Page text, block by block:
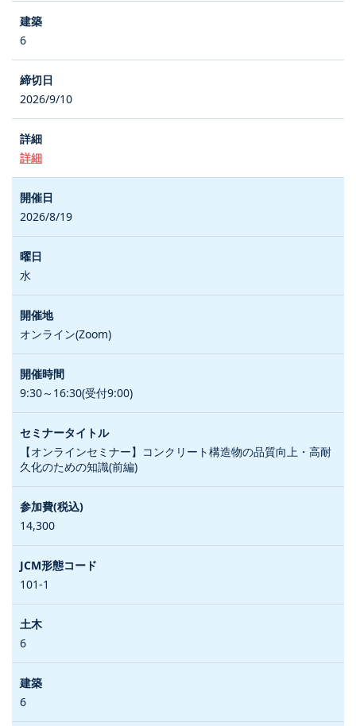
6
2026/9/10
詳細
2026/8/19
水
オンライン(Zoom)
9:30～16:30(受付9:00)
【オンラインセミナー】コンクリート構造物の品質向上・高耐
久化のための知識(前編)
14,300
101-1
6
6